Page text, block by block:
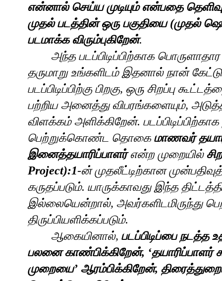
என்னால் செய்ய முடியும் என்பதை
முதல் படத்தின் ஒரு பகுதியை (முதல்
படமாக்க விரும்புகிறேன்.
அந்த படப்பிடிப்பிற்காக பொருளாதார
தருமாறு உங்களிடம் இதனால் நான்
படப்பிடிப்பிற்கு பிறகு, ஒரு சிறப்பு
பற்றிய அனைத்து விபரங்களையும்,
விளக்கம் அளிக்கிறேன். படப்பிடிப்பிற்காக
பெற்றுக்கொண்ட தொகை மாணவர்
இனைத்தயாரிப்பாளர் என்ற முறையில்
Project):1-ன் முதலீட்டிற்கான
கருதப்படும். யாருக்காவது இந்த
இல்லையென்றால், அவர்களிடமிருந்து
திருப்பியளிக்கப்படும்.
ஆகையினால்,படப்பிடிப்பை நடத்த
பலனை காண்பிக்கிறேன், ‘தயாரிப்பாளர்
முறையை’ ஆரம்பிக்கிறேன்,